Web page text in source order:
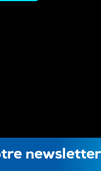
newsletter